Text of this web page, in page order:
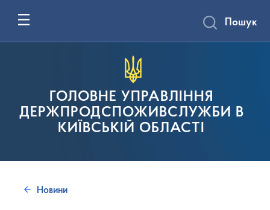
ГОЛОВНЕ УПРАВЛІННЯ
ДЕРЖПРОДСПОЖИВСЛУЖБИ В
КИЇВСЬКІЙ ОБЛАСТІ
Пошук
Новини